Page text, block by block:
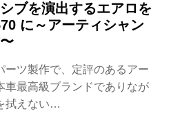
ブを演出するエアロを
に～アーティシャン
ーツ製作で、定評のあるアー
車最高級ブランドでありなが
拭えない…